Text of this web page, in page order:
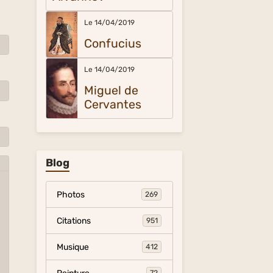
Le 14/04/2019
Confucius
Le 14/04/2019
Miguel de
Cervantes
Blog
Photos 269
Citations 951
Musique 412